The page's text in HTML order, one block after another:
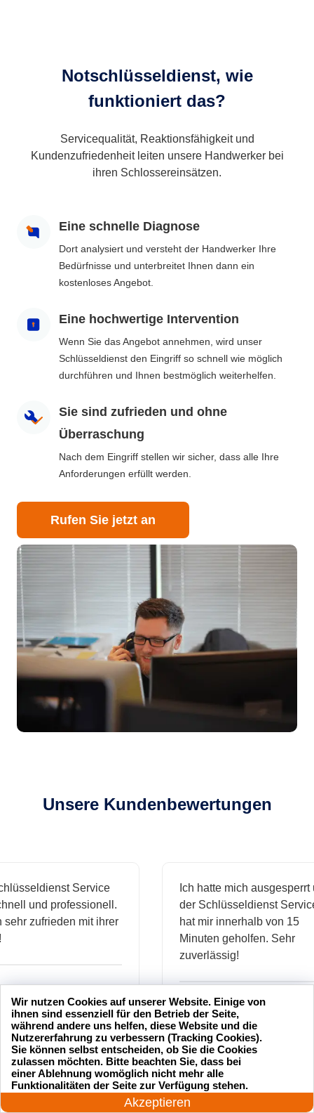
Notschlüsseldienst, wie
funktioniert das?
Servicequalität, Reaktionsfähigkeit und
Kundenzufriedenheit leiten unsere Handwerker bei
ihren Schlossereinsätzen.
Eine schnelle Diagnose
Dort analysiert und versteht der Handwerker Ihre
Bedürfnisse und unterbreitet Ihnen dann ein
kostenloses Angebot.
Eine hochwertige Intervention
Wenn Sie das Angebot annehmen, wird unser
Schlüsseldienst den Eingriff so schnell wie möglich
durchführen und Ihnen bestmöglich weiterhelfen.
Sie sind zufrieden und ohne
Überraschung
Nach dem Eingriff stellen wir sicher, dass alle Ihre
Anforderungen erfüllt werden.
Rufen Sie jetzt an
Unsere Kundenbewertungen
Service
und professionell.
zufrieden mit ihrer
Ich hatte mich ausgesperrt und
der Schlüsseldienst Service
hat mir innerhalb von 15
Minuten geholfen. Sehr
zuverlässig!
Markus B.
hat
Sehr guter Service! Der
Schlüsseldienst war freundlich
und hat mir schnell geholfen,
24 Stunden am Tag
Akzeptieren
Wir nutzen Cookies auf unserer Website. Einige von
ihnen sind essenziell für den Betrieb der Seite,
während andere uns helfen, diese Website und die
Nutzererfahrung zu verbessern (Tracking Cookies).
Sie können selbst entscheiden, ob Sie die Cookies
zulassen möchten. Bitte beachten Sie, dass bei
einer Ablehnung womöglich nicht mehr alle
Funktionalitäten der Seite zur Verfügung stehen.